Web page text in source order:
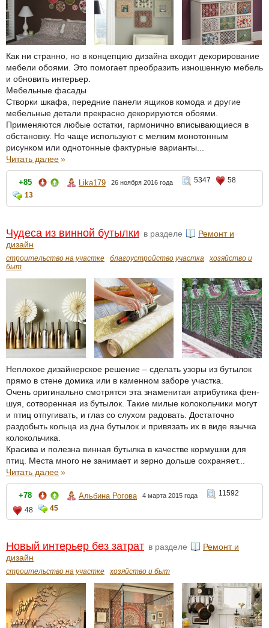
Как ни странно, но в концепцию дизайна входит декорирование
мебели обоями. Это помогает преобразить изношенную мебель
и обновить интерьер.
Мебельные фасады
Створки шкафа, передние панели ящиков комода и другие
мебельные детали прекрасно декорируются обоями.
Применяются любые остатки, гармонично вписывающиеся в
обстановку. Но чаще используют с мелким монотонным
рисунком или однотонные фактурные варианты...
Читать далее»
+85 Lika179 26 ноября 2016 года 5347
58
13
Чудеса из винной бутылки в разделе
Ремонт и
дизайн
строительство на участке благоустройство участка
хозяйство и
быт
Неплохое дизайнерское решение – сделать узоры из бутылок
прямо в стене домика или в каменном заборе участка.
Очень оригинально смотрятся эта знаменитая атрибутика фен-
шуя, сотворенная из бутылок. Такие милые колокольчики могут
и птиц отпугивать, и глаз со слухом радовать. Достаточно
раздобыть кольца из дна бутылок и привязать их в виде язычка
колокольчика.
Красива и полезна винная бутылка в качестве кормушки для
птиц. Места много не занимает и зерно дольше сохраняет...
Читать далее»
+78 Альбина Рогова 4 марта 2015 года
11592
48
45
Новый интерьер без затрат в разделе
Ремонт и
дизайн
строительство на участке хозяйство и быт